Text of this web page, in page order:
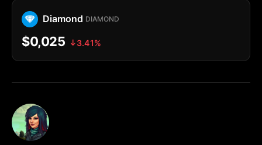
Diamond DIAMOND
$0,025 3.41%